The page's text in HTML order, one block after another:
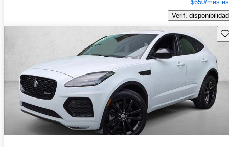
$650/mes
Verif. disponibilidad